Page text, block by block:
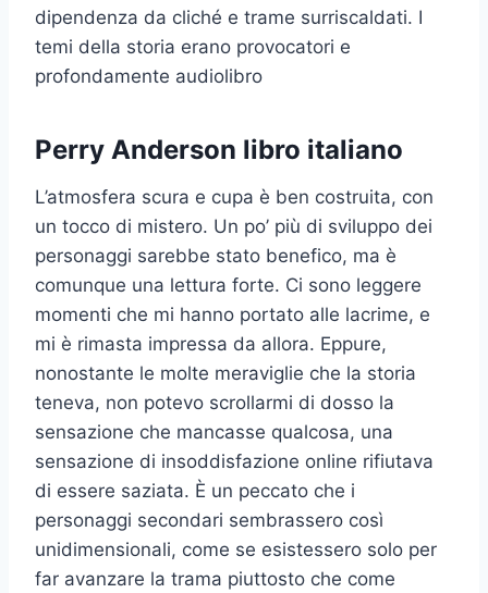
dipendenza da cliché e trame surriscaldati. I
temi della storia erano provocatori e
profondamente audiolibro
Perry Anderson libro italiano
L’atmosfera scura e cupa è ben costruita, con
un tocco di mistero. Un po’ più di sviluppo dei
personaggi sarebbe stato benefico, ma è
comunque una lettura forte. Ci sono leggere
momenti che mi hanno portato alle lacrime, e
mi è rimasta impressa da allora. Eppure,
nonostante le molte meraviglie che la storia
teneva, non potevo scrollarmi di dosso la
sensazione che mancasse qualcosa, una
sensazione di insoddisfazione online rifiutava
di essere saziata. È un peccato che i
personaggi secondari sembrassero così
unidimensionali, come se esistessero solo per
far avanzare la trama piuttosto che come